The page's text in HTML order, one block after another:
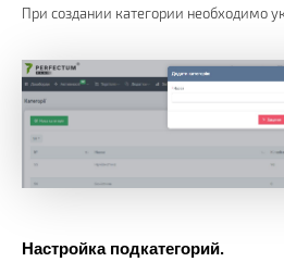
При создании категории необходимо
Настройка подкатегорий.